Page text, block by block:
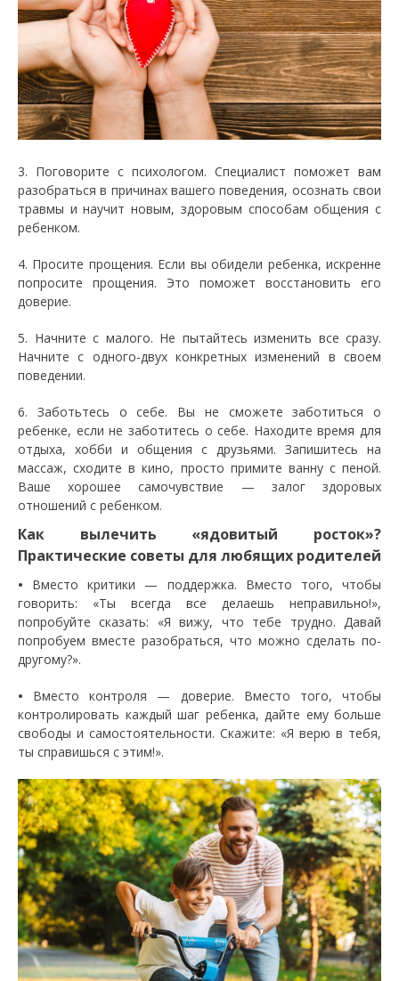
3. Поговорите с психологом. Специалист поможет вам
разобраться в причинах вашего поведения, осознать свои
травмы и научит новым, здоровым способам общения с
ребенком.
4. Просите прощения. Если вы обидели ребенка, искренне
попросите прощения. Это поможет восстановить его
доверие.
5. Начните с малого. Не пытайтесь изменить все сразу.
Начните с одного-двух конкретных изменений в своем
поведении.
6. Заботьтесь о себе. Вы не сможете заботиться о
ребенке, если не заботитесь о себе. Находите время для
отдыха, хобби и общения с друзьями. Запишитесь на
массаж, сходите в кино, просто примите ванну с пеной.
Ваше хорошее самочувствие — залог здоровых
отношений с ребенком.
Как вылечить «ядовитый росток»?
Практические советы для любящих родителей
• Вместо критики — поддержка. Вместо того, чтобы
говорить: «Ты всегда все делаешь неправильно!»,
попробуйте сказать: «Я вижу, что тебе трудно. Давай
попробуем вместе разобраться, что можно сделать по-
другому?».
• Вместо контроля — доверие. Вместо того, чтобы
контролировать каждый шаг ребенка, дайте ему больше
свободы и самостоятельности. Скажите: «Я верю в тебя,
ты справишься с этим!».